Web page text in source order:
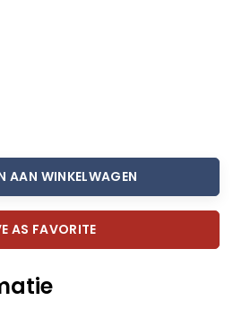
AAN WINKELWAGEN
AS FAVORITE